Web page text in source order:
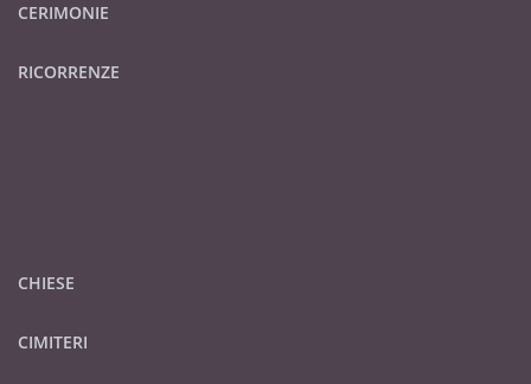
CERIMONIE
RICORRENZE
CHIESE
CIMITERI